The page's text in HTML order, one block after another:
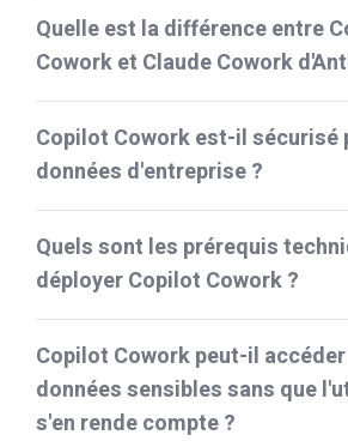
Quelle est la différence entre
Cowork et Claude Cowork
Copilot Cowork est-il sécurisé
données d'entreprise ?
Quels sont les prérequis
déployer Copilot Cowork ?
Copilot Cowork peut-il
données sensibles sans que
s'en rende compte ?